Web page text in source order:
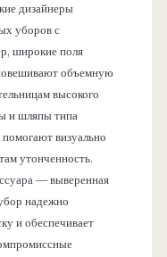
дизайнеры
уборов с
широкие поля
объемную
высокого
и шляпы типа
визуально
утонченность.
— выверенная
надежно
и обеспечивает